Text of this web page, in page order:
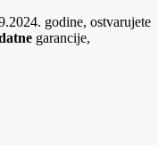
godine, ostvarujete
garancije,